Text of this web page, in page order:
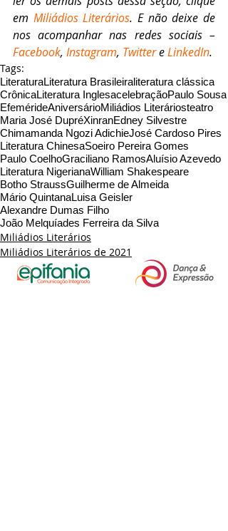
em Miliádios Literários. E não deixe de
Facebook, Instagram, Twitter e LinkedIn.
Tags:
LiteraturaLiteratura Brasileiraliteratura clássica
CrônicaLiteratura InglesacelebraçãoPaulo Sousa
EfemérideAniversárioMiliádios Literáriosteatro
Maria José DupréXinranEdney Silvestre
Chimamanda Ngozi AdichieJosé Cardoso Pires
Literatura ChinesaSoeiro Pereira Gomes
Paulo CoelhoGraciliano RamosAluísio Azevedo
Literatura NigerianaWilliam Shakespeare
Botho StraussGuilherme de Almeida
Mário QuintanaLuisa Geisler
Alexandre Dumas Filho
João Melquíades Ferreira da Silva
Miliádios Literários
Miliádios Literários de 2021